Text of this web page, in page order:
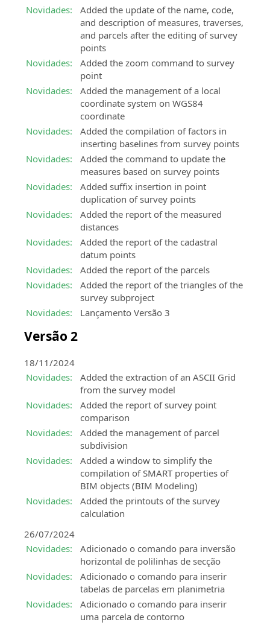
Land
modelação
análise
Survey
BIM
topográficas
Experto
Certifique
competências
Education
Complemente
universitária
conhecimentos
sobre
produtos
Novidades:
Added the update of the name, code,
and description of measures, traverses,
and parcels after the editing of survey
points
Novidades:
Added the zoom command to survey
point
Novidades:
Added the management of a local
coordinate system on WGS84
coordinate
Novidades:
Added the compilation of factors in
inserting baselines from survey points
Novidades:
Added the command to update the
measures based on survey points
Novidades:
Added suffix insertion in point
duplication of survey points
Novidades:
Added the report of the measured
distances
Novidades:
Added the report of the cadastral
datum points
Novidades:
Added the report of the parcels
Novidades:
Added the report of the triangles of the
survey subproject
Novidades:
Lançamento Versão 3
Versão 2
18/11/2024
Novidades:
Added the extraction of an ASCII Grid
from the survey model
Novidades:
Added the report of survey point
comparison
Novidades:
Added the management of parcel
subdivision
Novidades:
Added a window to simplify the
compilation of SMART properties of
BIM objects (BIM Modeling)
Novidades:
Added the printouts of the survey
calculation
26/07/2024
Novidades:
Adicionado o comando para inversão
horizontal de polilinhas de secção
Novidades:
Adicionado o comando para inserir
tabelas de parcelas em planimetria
Novidades:
Adicionado o comando para inserir
uma parcela de contorno